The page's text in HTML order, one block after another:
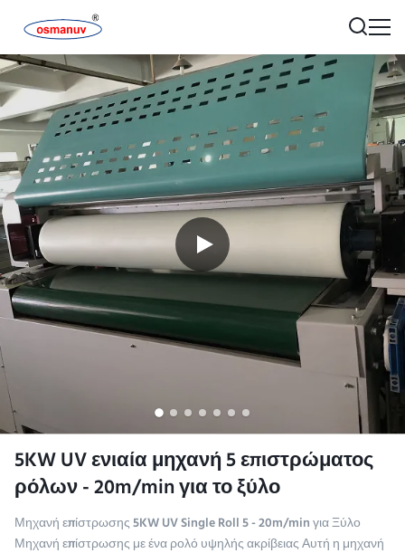
5KW UV ενιαία μηχανή 5 επιστρώματος
ρόλων - 20m/min για το ξύλο
Μηχανή επίστρωσης 5KW UV Single Roll 5 - 20m/min για Ξύλο
Μηχανή επίστρωσης με ένα ρολό υψηλής ακρίβειας Αυτή η μηχανή